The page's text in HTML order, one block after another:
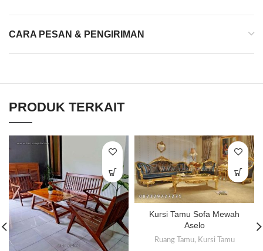
CARA PESAN & PENGIRIMAN
PRODUK TERKAIT
Kursi Tamu Sofa Mewah
Aselo
Ruang Tamu, Kursi Tamu